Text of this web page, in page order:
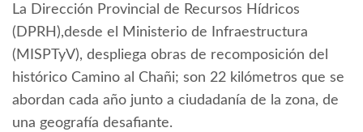
La Dirección Provincial de Recursos Hídricos
(DPRH),desde el Ministerio de Infraestructura
(MISPTyV), despliega obras de recomposición del
histórico Camino al Chañi; son 22 kilómetros que se
abordan cada año junto a ciudadanía de la zona, de
una geografía desafiante.